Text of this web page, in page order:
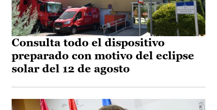
Consulta todo el dispositivo
preparado con motivo del eclipse
solar del 12 de agosto